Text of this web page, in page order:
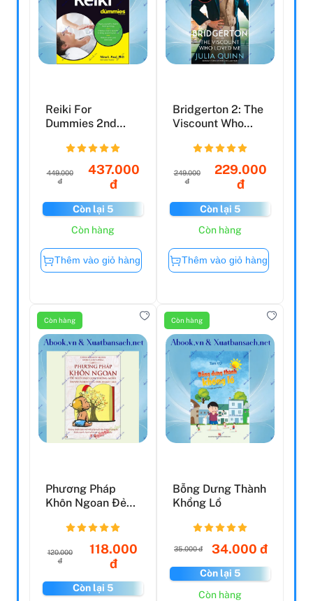
Reiki For
Dummies 2nd
449.000
đ
437.000
đ
Còn lại 5
Còn hàng
Thêm vào giỏ hàng
Bridgerton 2: The
Viscount Who
249.000
đ
229.000
đ
Còn lại 5
Còn hàng
Thêm vào giỏ hàng
Còn hàng
Phương Pháp
Khôn Ngoan Đẻ
Thông Minh
120.000
đ
118.000
đ
Còn lại 5
Còn hàng
Bỗng Dưng Thành
Khổng Lồ
35.000 đ 34.000 đ
Còn lại 5
Còn hàng